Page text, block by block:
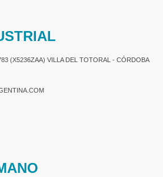
(X5236ZAA) VILLA DEL TOTORAL - CÓRDOBA